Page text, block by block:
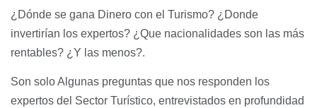
¿Dónde se gana Dinero con el Turismo? ¿Donde
invertirían los expertos? ¿Que nacionalidades son las más
rentables? ¿Y las menos?.
Son solo Algunas preguntas que nos responden los
expertos del Sector Turístico, entrevistados en profundidad